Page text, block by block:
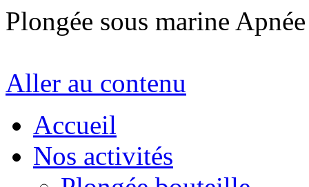
Plongée sous marine
Aller au contenu
Accueil
Nos activités